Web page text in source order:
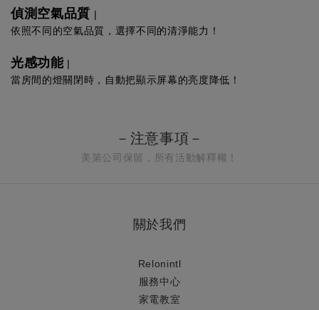
偵測空氣品質 |
依照不同的空氣品質，選擇不同的清淨能力！
光感功能|
當房間的燈關閉時，自動把顯示屏幕的亮度降低！
－注意事項－
美第公司保留，所有活動解釋權！
關於我們
Relonintl
服務中心
家電教室